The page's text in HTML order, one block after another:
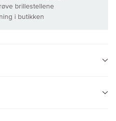
brillestellene
i butikken